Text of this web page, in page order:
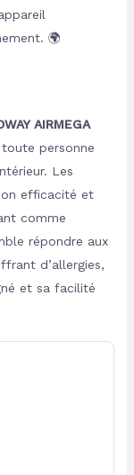
🌍
AIRMEGA
personne
Les
efficacité et
comme
répondre aux
d’allergies,
et sa facilité